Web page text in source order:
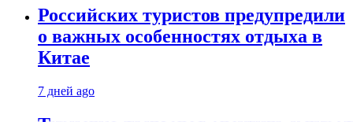
Российских туристов предупредили
о важных особенностях отдыха в
Китае
7 дней ago